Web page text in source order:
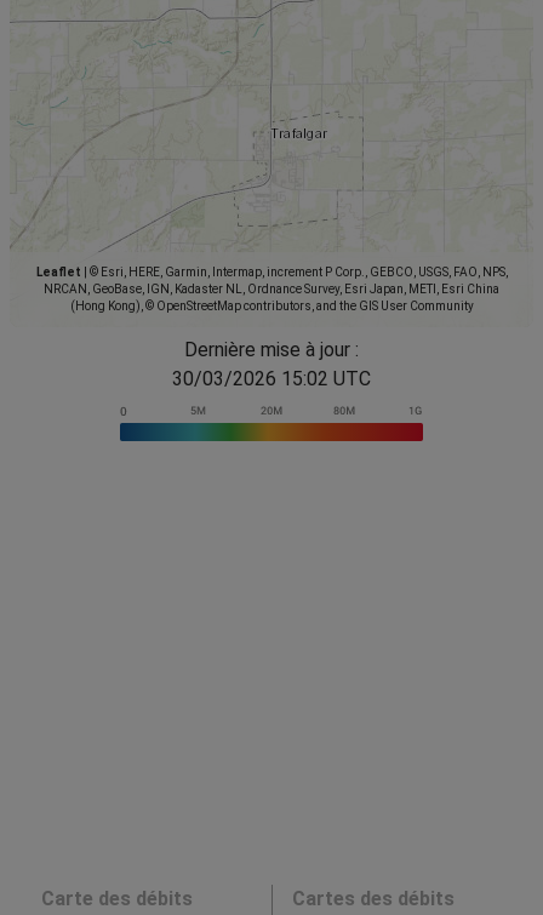
Leaflet
© Esri, HERE, Garmin, Intermap, increment P Corp., GEBCO, USGS, FAO, NPS,
NRCAN, GeoBase, IGN, Kadaster NL, Ordnance Survey, Esri Japan, METI, Esri China
(Hong Kong), © OpenStreetMap contributors, and the GIS User Community
Dernière mise à jour :
30/03/2026 15:02 UTC
Carte des débits
Cartes des débits